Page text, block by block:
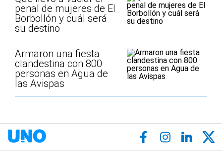
penal de mujeres de El
Borbollón y cuál será
su destino
Armaron una fiesta
clandestina con 800
personas en Agua de
las Avispas